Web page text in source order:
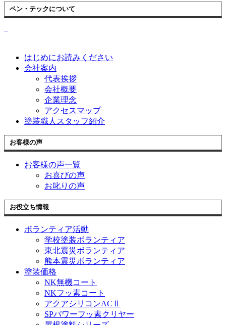
ペン・テックについて
はじめにお読みください
会社案内
代表挨拶
会社概要
企業理念
アクセスマップ
塗装職人スタッフ紹介
お客様の声
お客様の声一覧
お喜びの声
お叱りの声
お役立ち情報
ボランティア活動
学校塗装ボランティア
東北震災ボランティア
熊本震災ボランティア
塗装価格
NK無機コート
NKフッ素コート
アクアシリコンACⅡ
SPパワーフッ素クリヤー